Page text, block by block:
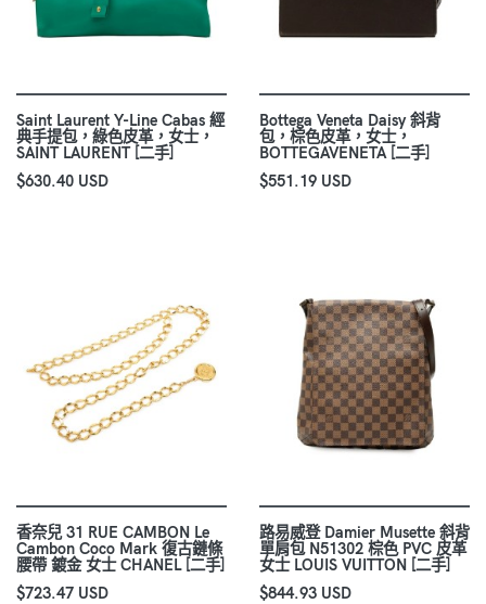
Saint Laurent Y-Line Cabas 經
典手提包，綠色皮革，女士，
SAINT LAURENT [二手]
$630.40 USD
Bottega Veneta Daisy 斜背
包，棕色皮革，女士，
BOTTEGAVENETA [二手]
$551.19 USD
香奈兒 31 RUE CAMBON Le
Cambon Coco Mark 復古鏈條
腰帶 鍍金 女士 CHANEL [二手]
$723.47 USD
路易威登 Damier Musette 斜背
單肩包 N51302 棕色 PVC 皮革
女士 LOUIS VUITTON [二手]
$844.93 USD